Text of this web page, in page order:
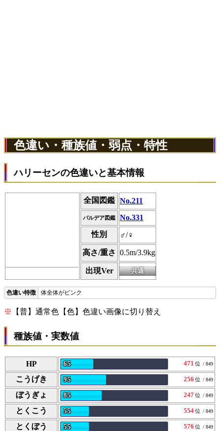
色違い・種族値・弱点・特性
ハリーセンの色違いと基本情報
全国図鑑 No.211
パルデア図鑑
No.331
性別
♂/♀
高さ/重さ 0.5m/3.9kg
出現Ver
体全体がピンク
※ 【普】通常色【色】色違い画像に切り替え
種族値・実数値
HP 65 471 位 / 849
こうげき 95 256 位 / 849
ぼうぎょ 85 247位 / 849
とくこう 55 554位 / 849
とくぼう 55 576 位 / 849